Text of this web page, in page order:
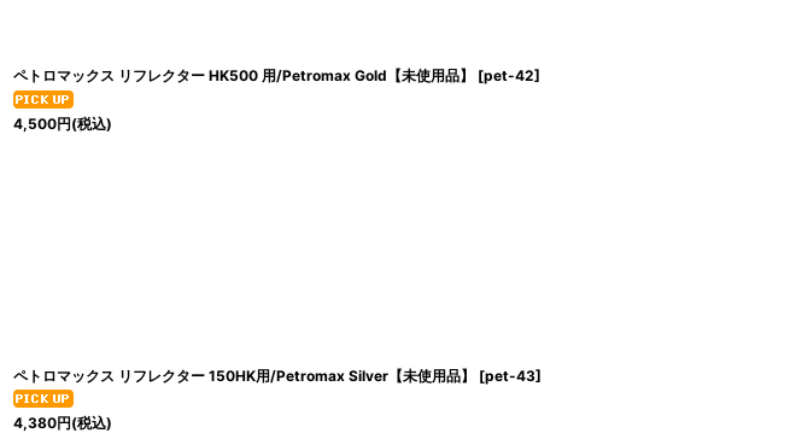
ペトロマックス リフレクター HK500 用/Petromax Gold【未使用品】 [pet-42]
4,500円(税込)
ペトロマックス リフレクター 150HK用/Petromax Silver【未使用品】 [pet-43]
4,380円(税込)